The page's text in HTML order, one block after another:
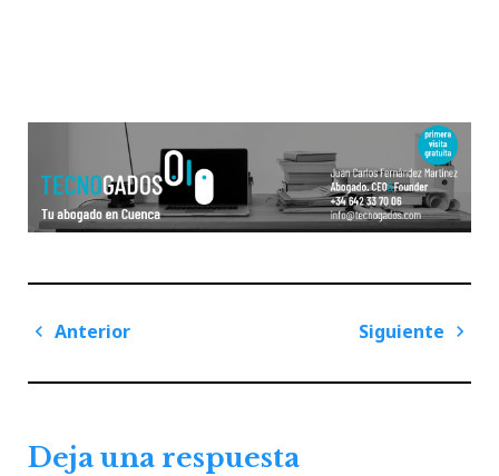
Navegación
entradas
Anterior
Siguiente
Deja una respuesta